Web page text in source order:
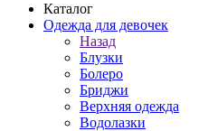
Каталог
Одежда для девочек
Назад
Блузки
Болеро
Бриджи
Верхняя одежда
Водолазки